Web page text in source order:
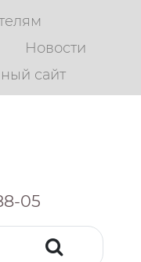
Новости
сайт
05